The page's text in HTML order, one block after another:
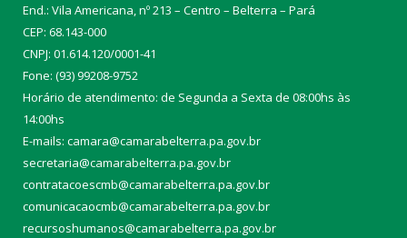
End.: Vila Americana, nº 213 – Centro – Belterra – Pará
CEP: 68.143-000
CNPJ: 01.614.120/0001-41
Fone: (93) 99208-9752
Horário de atendimento: de Segunda a Sexta de 08:00hs às
14:00hs
E-mails: camara@camarabelterra.pa.gov.br
secretaria@camarabelterra.pa.gov.br
contratacoescmb@camarabelterra.pa.gov.br
comunicacaocmb@camarabelterra.pa.gov.br
recursoshumanos@camarabelterra.pa.gov.br